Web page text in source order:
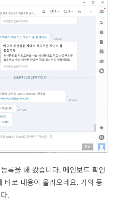
록을 해 봤습니다. 메인보드 확인
바로 내용이 올라오네요. 거의 등
.